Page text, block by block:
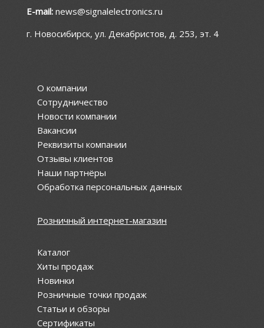
E-mail: news@signalelectronics.ru
г. Новосибирск, ул. Декабристов, д. 253, эт. 4
О компании
Сотрудничество
Новости компании
Вакансии
Реквизиты компании
Отзывы клиентов
Наши партнёры
Обработка персональных данных
Розничный интернет-магазин
Каталог
Хиты продаж
Новинки
Розничные точки продаж
Статьи и обзоры
Сертификаты